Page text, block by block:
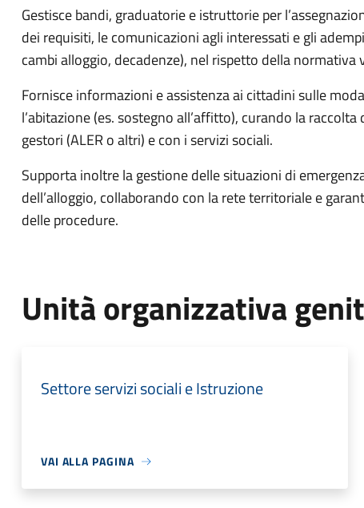
Gestisce bandi, graduatorie e istruttorie per
dei requisiti, le comunicazioni agli interessati e gli
cambi alloggio, decadenze), nel rispetto della
Fornisce informazioni e assistenza ai cittadini sulle
l’abitazione (es. sostegno all’affitto), curando la
gestori (ALER o altri) e con i servizi sociali.
Supporta inoltre la gestione delle situazioni di
dell’alloggio, collaborando con la rete territoriale e
delle procedure.
Unità organizzativa
Settore servizi sociali e Istruzione
VAI ALLA PAGINA